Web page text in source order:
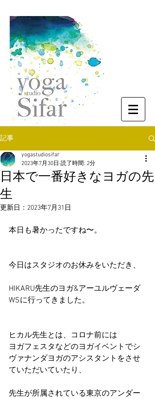
記事
日本で一番好きなヨガの先
生
yogastudiosifar
2023年7月30日 読了時間: 2分
更新日： 2023年7月31日
本日も暑かったですね〜。
今日はスタジオのお休みをいただき、
HIKARU先生のヨガ&アーユルヴェーダ
WSに行ってきました。
ヒカル先生とは、コロナ前には
ヨガフェスタなどのヨガイベントでシ
ヴァナンダヨガのアシスタントをさせ
ていただいていたり、
先生が所属されている東京のアンダー